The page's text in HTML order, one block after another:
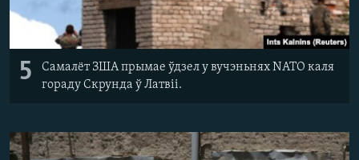
5
Самалёт ЗША прымае ўдзел у вучэньнях NATO каля
гораду Скрунда ў Латвіі.